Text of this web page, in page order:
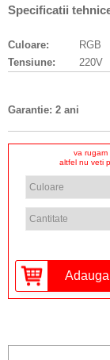
Specificatii
Culoare:
RGB
Tensiune:
220V
Garantie: 2 ani
va rugam
altfel nu veti